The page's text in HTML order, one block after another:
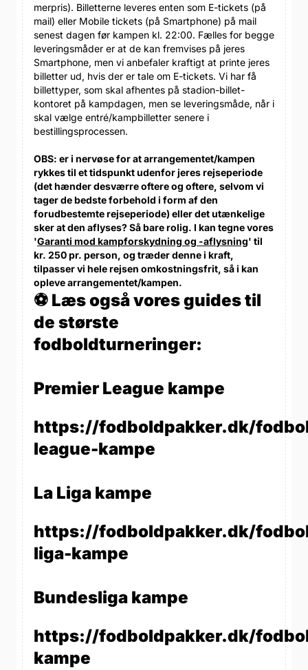
merpris). Billetterne leveres enten som E-tickets (på
mail) eller Mobile tickets (på Smartphone) på mail
senest dagen før kampen kl. 22:00. Fælles for begge
leveringsmåder er at de kan fremvises på jeres
Smartphone, men vi anbefaler kraftigt at printe jeres
billetter ud, hvis der er tale om E-tickets. Vi har få
billettyper, som skal afhentes på stadion-billet-
kontoret på kampdagen, men se leveringsmåde, når i
skal vælge entré/kampbilletter senere i
bestillingsprocessen.
OBS: er i nervøse for at arrangementet/kampen
rykkes til et tidspunkt udenfor jeres rejseperiode
(det hænder desværre oftere og oftere, selvom vi
tager de bedste forbehold i form af den
forudbestemte rejseperiode) eller det utænkelige
sker at den aflyses? Så bare rolig. I kan tegne vores
'Garanti mod kampforskydning og -aflysning' til
kr. 250 pr. person, og træder denne i kraft,
tilpasser vi hele rejsen omkostningsfrit, så i kan
opleve arrangementet/kampen.
⚽ Læs også vores guides til
de største
fodboldturneringer:
Premier League kampe
https://fodboldpakker.dk/
league-kampe
La Liga kampe
https://fodboldpakker.dk/
liga-kampe
Bundesliga kampe
https://fodboldpakker.dk/
kampe